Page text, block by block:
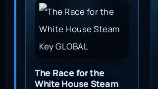
The Race for the White House
The Race for the
White House Steam